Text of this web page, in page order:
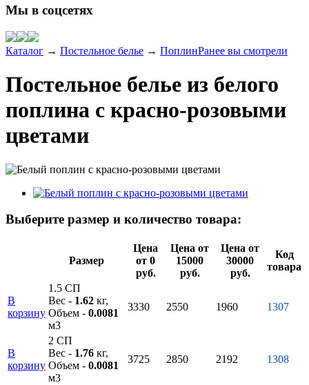
Мы в соцсетях
Каталог → Постельное белье → ПоплинРанее вы смотрели
Постельное белье из белого
поплина с красно-розовыми
цветами
Выберите размер и количество товара:
Размер
Цена
от 0
руб.
Цена от
15000
руб.
Цена от
30000
руб.
Код
товара
В
корзину
1.5 СП
Вес - 1.62 кг,
Объем - 0.0081
м3
3330 2550 1960 1307
В
корзину
2 СП
Вес - 1.76 кг,
Объем - 0.0081
м3
3725 2850 2192 1308